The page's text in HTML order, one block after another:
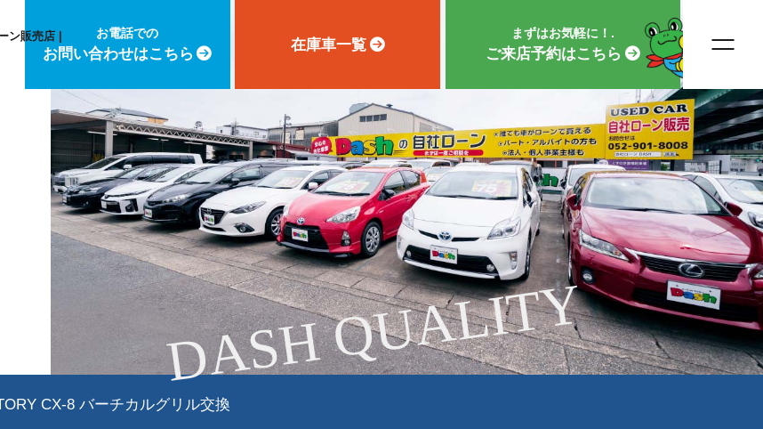
ン販売店 |
お電話での
お問い合わせはこちら
在庫車一覧
まずはお気軽に！.
ご来店予約はこちら
DASH QUALITY
CX-8 バーチカルグリル交換